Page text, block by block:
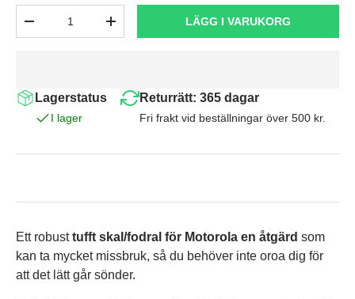
+ LÄGG I VARUKORG
Lagerstatus
I lager
Returrätt: 365 dagar
Fri frakt vid beställningar över 500 kr.
Ett robusttufft skal/fodral för Motorola en åtgärd som
kan ta mycket missbruk, så du behöver inte oroa dig för
att det lätt går sönder.